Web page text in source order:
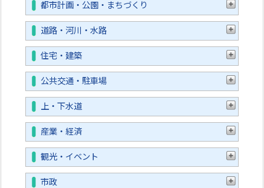
都市計画・公園・まちづくり
道路・河川・水路
住宅・建築
公共交通・駐車場
上・下水道
産業・経済
観光・イベント
市政